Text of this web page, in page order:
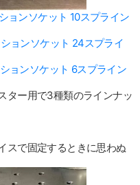
ョンソケット 10スプライン
ョンソケット 24スプライ
ョンソケット 6スプライン
ター用で3種類のラインナッ
スで固定するときに思わぬ